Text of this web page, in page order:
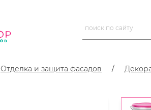
Отделка и защита фасадов